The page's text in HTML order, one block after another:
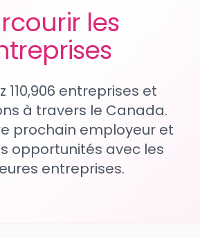
les
110,906 entreprises et
à travers le Canada.
prochain employeur et
opportunités avec les
entreprises.